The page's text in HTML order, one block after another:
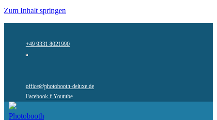
Zum Inhalt springen
+49 9331 8021990
office@photobooth-deluxe.de
Facebook-f Youtube